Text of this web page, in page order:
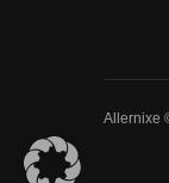
Allernixe